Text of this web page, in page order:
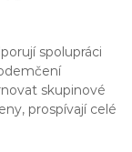
spolupráci
skupinové
prospívají celé